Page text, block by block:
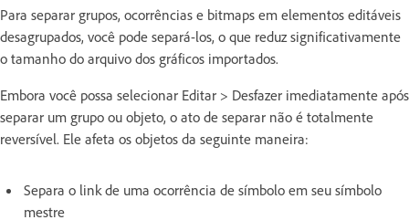
Para separar grupos, ocorrências e bitmaps em elementos editáveis
desagrupados, você pode separá-los, o que reduz significativamente
o tamanho do arquivo dos gráficos importados.
Embora você possa selecionar Editar > Desfazer imediatamente após
separar um grupo ou objeto, o ato de separar não é totalmente
reversível. Ele afeta os objetos da seguinte maneira:
Separa o link de uma ocorrência de símbolo em seu símbolo
mestre